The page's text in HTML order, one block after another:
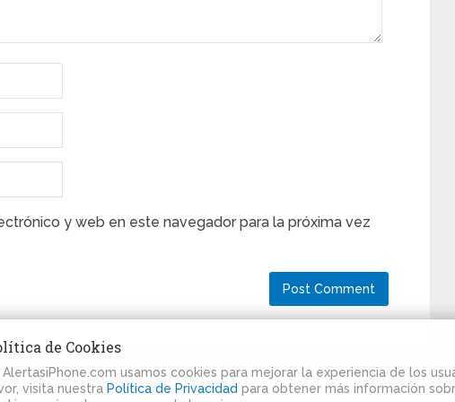
y web en este navegador para la próxima vez
de Cookies
AlertasiPhone.com usamos cookies para mejorar la experiencia de los
visita nuestra Política de Privacidad para obtener más información